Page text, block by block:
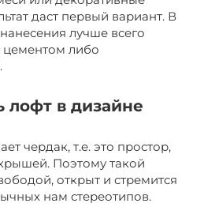
даст первый вариант. В
лучше всего
цементом либо
лофт в дизайне
чердак, т.е. это простор,
Поэтому такой
открыт и стремится
нам стереотипов.